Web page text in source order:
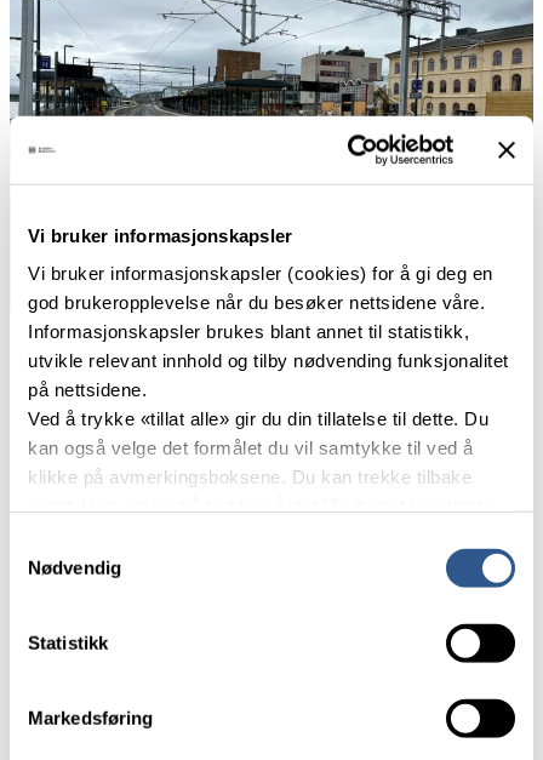
Vi bruker informasjonskapsler
Vi bruker informasjonskapsler (cookies) for å gi deg en
god brukeropplevelse når du besøker nettsidene våre.
Informasjonskapsler brukes blant annet til statistikk,
utvikle relevant innhold og tilby nødvending funksjonalitet
på nettsidene.
Ved å trykke «tillat alle» gir du din tillatelse til dette. Du
kan også velge det formålet du vil samtykke til ved å
klikke på avmerkingsboksene. Du kan trekke tilbake
Nødvendig
Statistikk
Markedsføring
Foto: Njål Svingheim
Når alle seks togspor med nye plattformer åpner sammen
med nytt dobbeltspor mot Vestfold er kapasiteten på
Drammen stasjon også vesentlig økt.
Dobbeltspor og mer kapasitet
Barkåker på Vestfoldbanen gir dette dobbeltspor
helt til Tønsberg. Prosjektet omfatter utvidelse og
total fornyelse av Drammen stasjon med kraftig
forbedret tilgjengelighet. Det bygges nytt
gjennom en 6,5 kilometer lang tunnel og ut til det
eksisterende dobbeltsporet i Skoger. Videre kommer